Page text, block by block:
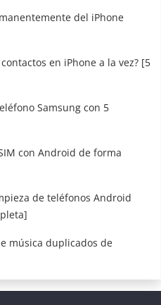
del iPhone
en iPhone a la vez? [5
Samsung con 5
con Android de forma
de teléfonos Android
música duplicados de